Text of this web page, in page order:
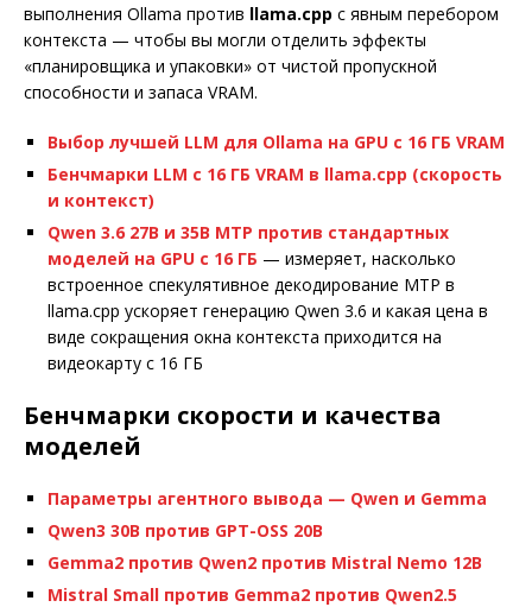
выполнения Ollama против llama.cpp с явным перебором
контекста — чтобы вы могли отделить эффекты
«планировщика и упаковки» от чистой пропускной
способности и запаса VRAM.
Выбор лучшей LLM для Ollama на GPU с 16 ГБ VRAM
Бенчмарки LLM с 16 ГБ VRAM в llama.cpp (скорость
и контекст)
Qwen 3.6 27B и 35B MTP против стандартных
моделей на GPU с 16 ГБ — измеряет, насколько
встроенное спекулятивное декодирование MTP в
llama.cpp ускоряет генерацию Qwen 3.6 и какая цена в
виде сокращения окна контекста приходится на
видеокарту с 16 ГБ
Бенчмарки скорости и качества
моделей
Параметры агентного вывода — Qwen и Gemma
Qwen3 30B против GPT-OSS 20B
Gemma2 против Qwen2 против Mistral Nemo 12B
Mistral Small против Gemma2 против Qwen2.5